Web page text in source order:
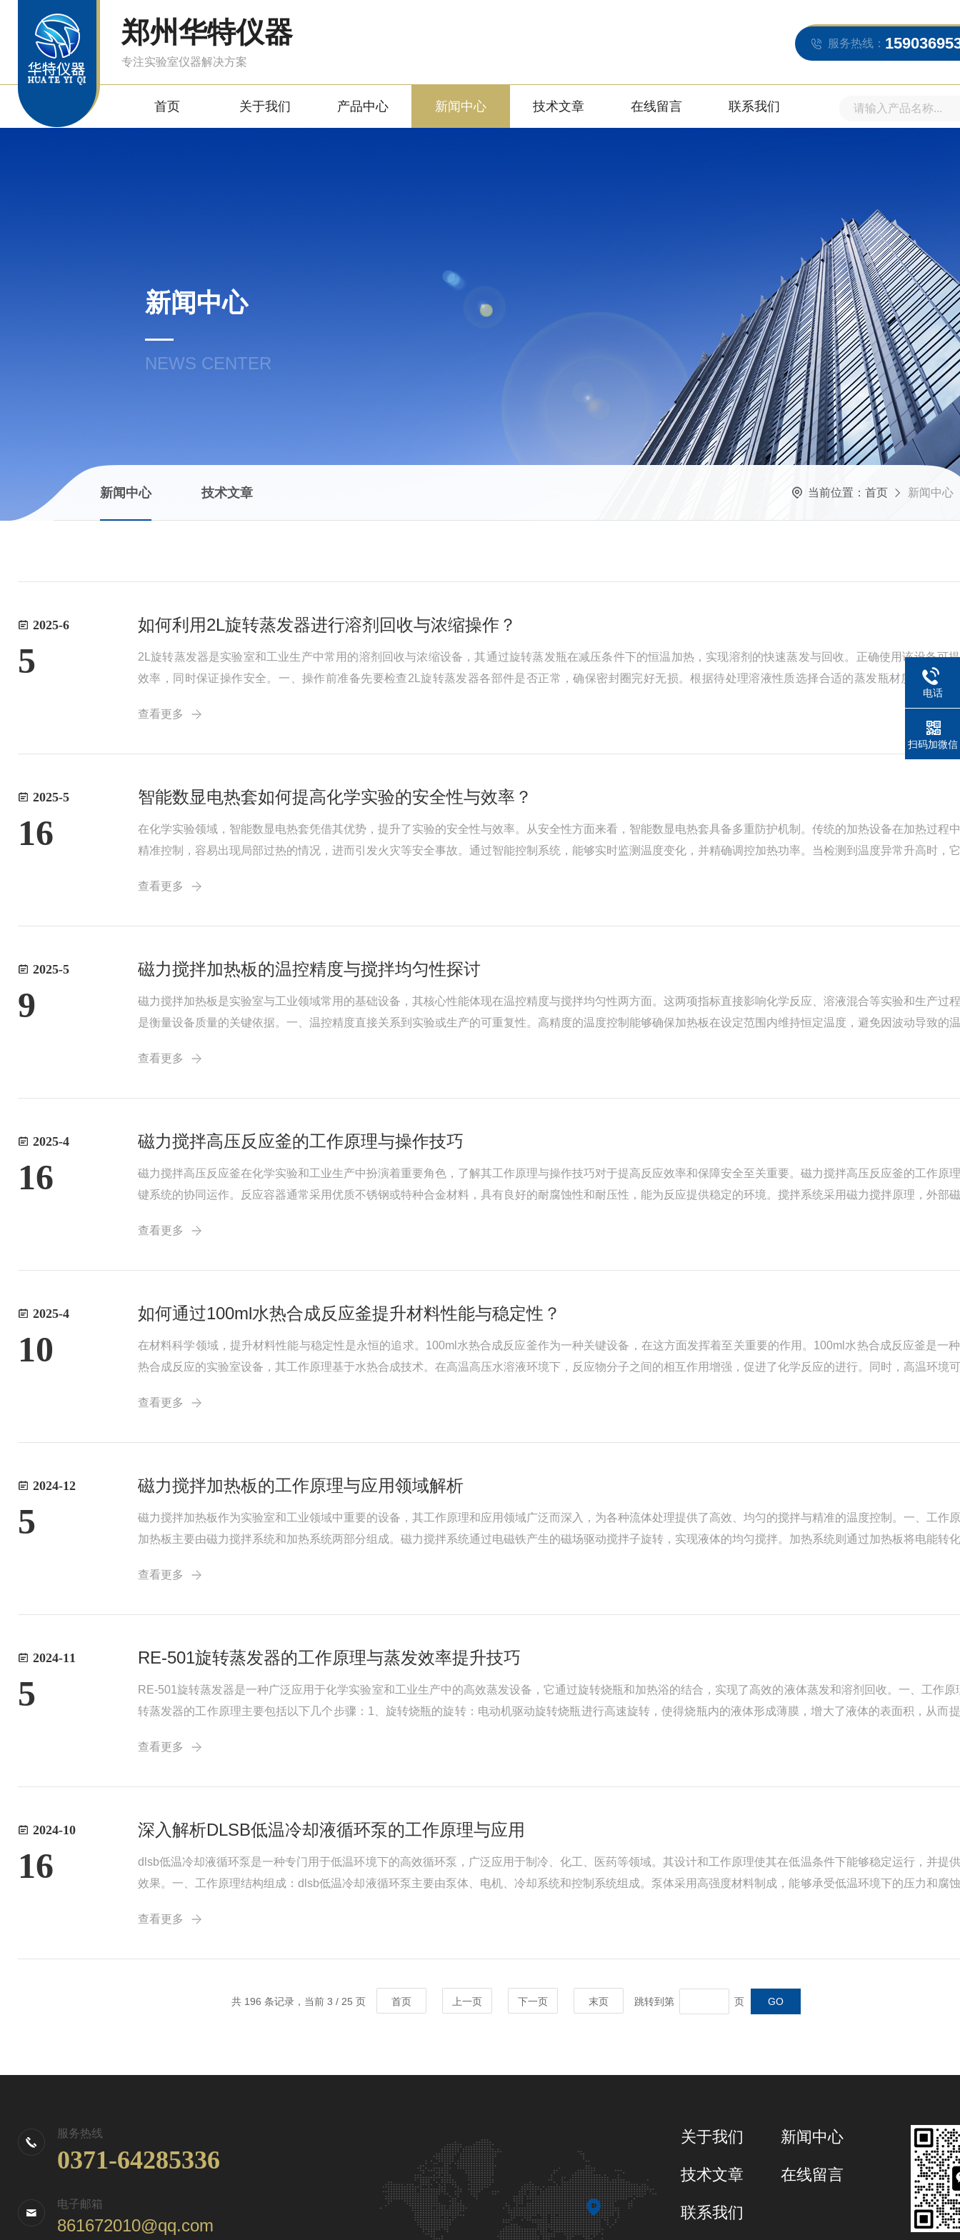
郑州华特仪器
专注实验室仪器解决方案
服务热线：
首页 关于我们 产品中心 新闻中心 技术文章 在线留言 联系我们
新闻中心
NEWS CENTER
新闻中心 技术文章 当前位置： 首页 新闻中心
2025-6
5
如何利用2L旋转蒸发器进行溶剂回收与浓缩操作？
2L旋转蒸发器是实验室和工业生产中常用的溶剂回收与浓缩设备，其通过旋转蒸发瓶在减压条件下的恒温加热，实现溶剂的快速蒸发与回收。正确使用该设备可
效率，同时保证操作安全。​​一、操作前准备​​先要检查2L旋转蒸发器各部件是否正常，确保密封圈完好无损。根据待处理溶液性质选择合适的蒸发瓶材质，并计
量。连接好冷凝水系统，确保冷却水循环正常，这对溶剂蒸气的有效冷凝至关重要。​​二、参数设置与操作流程​​启动设备后，先开启真空泵建立负压环境，这能降低
少热...
查看更多
2025-5
16
智能数显电热套如何提高化学实验的安全性与效率？
在化学实验领域，智能数显电热套凭借其优势，提升了实验的安全性与效率。从安全性方面来看，智能数显电热套具备多重防护机制。传统的加热设备在加热过程
精准控制，容易出现局部过热的情况，进而引发火灾等安全事故。通过智能控制系统，能够实时监测温度变化，并精确调控加热功率。当检测到温度异常升高时，
全的工作环境。在效...
查看更多
2025-5
9
磁力搅拌加热板的温控精度与搅拌均匀性探讨
磁力搅拌加热板是实验室与工业领域常用的基础设备，其核心性能体现在温控精度与搅拌均匀性两方面。这两项指标直接影响化学反应、溶液混合等实验和生产过
是衡量设备质量的关键依据。一、温控精度直接关系到实验或生产的可重复性。高精度的温度控制能够确保加热板在设定范围内维持恒定温度，避免因波动导致的
温度波动，为连续稳...
查看更多
2025-4
16
磁力搅拌高压反应釜的工作原理与操作技巧
磁力搅拌高压反应釜在化学实验和工业生产中扮演着重要角色，了解其工作原理与操作技巧对于提高反应效率和保障安全至关重要。磁力搅拌高压反应釜的工作原
键系统的协同运作。反应容器通常采用优质不锈钢或特种合金材料，具有良好的耐腐蚀性和耐压性，能为反应提供稳定的环境。搅拌系统采用磁力搅拌原理，外部
置安全阀和传感器，...
查看更多
2025-4
10
如何通过100ml水热合成反应釜提升材料性能与稳定性？
在材料科学领域，提升材料性能与稳定性是永恒的追求。100ml水热合成反应釜作为一种关键设备，在这方面发挥着至关重要的作用。100ml水热合成反应釜是一
热合成反应的实验室设备，其工作原理基于水热合成技术。在高温高压水溶液环境下，反应物分子之间的相互作用增强，促进了化学反应的进行。同时，高温环境
以合成出具...
查看更多
2024-12
5
磁力搅拌加热板的工作原理与应用领域解析
磁力搅拌加热板作为实验室和工业领域中重要的设备，其工作原理和应用领域广泛而深入，为各种流体处理提供了高效、均匀的搅拌与精准的温度控制。一、工作
加热板主要由磁力搅拌系统和加热系统两部分组成。磁力搅拌系统通过电磁铁产生的磁场驱动搅拌子旋转，实现液体的均匀搅拌。加热系统则通过加热板将电能转
后，根据电流大小调...
查看更多
2024-11
5
RE-501旋转蒸发器的工作原理与蒸发效率提升技巧
RE-501旋转蒸发器是一种广泛应用于化学实验室和工业生产中的高效蒸发设备，它通过旋转烧瓶和加热浴的结合，实现了高效的液体蒸发和溶剂回收。一、工作原
转蒸发器的工作原理主要包括以下几个步骤：1、旋转烧瓶的旋转：电动机驱动旋转烧瓶进行高速旋转，使得烧瓶内的液体形成薄膜，增大了液体的表面积，从而
剂的回收...
查看更多
2024-10
16
深入解析DLSB低温冷却液循环泵的工作原理与应用
dlsb低温冷却液循环泵是一种专门用于低温环境下的高效循环泵，广泛应用于制冷、化工、医药等领域。其设计和工作原理使其在低温条件下能够稳定运行，并提
效果。一、工作原理结构组成：dlsb低温冷却液循环泵主要由泵体、电机、冷却系统和控制系统组成。泵体采用高强度材料制成，能够承受低温环境下的压力和腐
需要冷却的...
查看更多
共 196 条记录，当前 3 / 25 页 首页 上一页 下一页 末页 跳转到第 页
服务热线
0371-64285336
电子邮箱
861672010@qq.com
关于我们 新闻中心
技术文章 在线留言
联系我们
电话
扫码加微信